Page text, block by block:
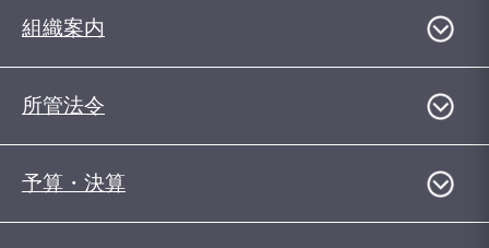
組織案内
所管法令
予算・決算